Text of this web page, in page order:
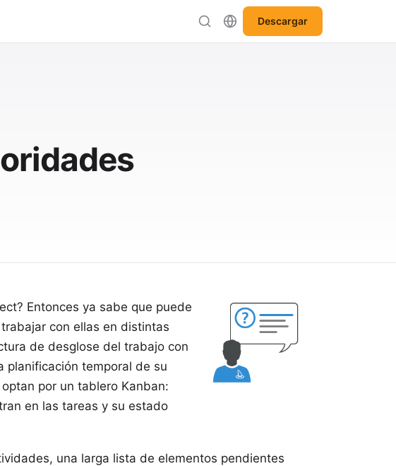
Descargar
? Entonces ya sabe que puede
con ellas en distintas
de desglose del trabajo con
planificación temporal de su
por un tablero Kanban:
en las tareas y su estado
una larga lista de elementos pendientes